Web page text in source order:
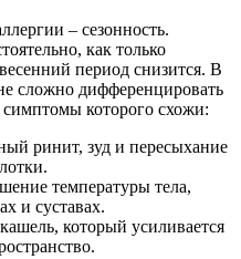
– сезонность.
как только
период снизится. В
сложно дифференцировать
симптомы которого схожи:
ринит, зуд и пересыхание
температуры тела,
и суставах.
который усиливается